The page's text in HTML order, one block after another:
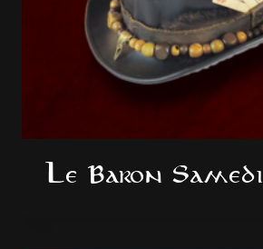
Le Baron Samedi